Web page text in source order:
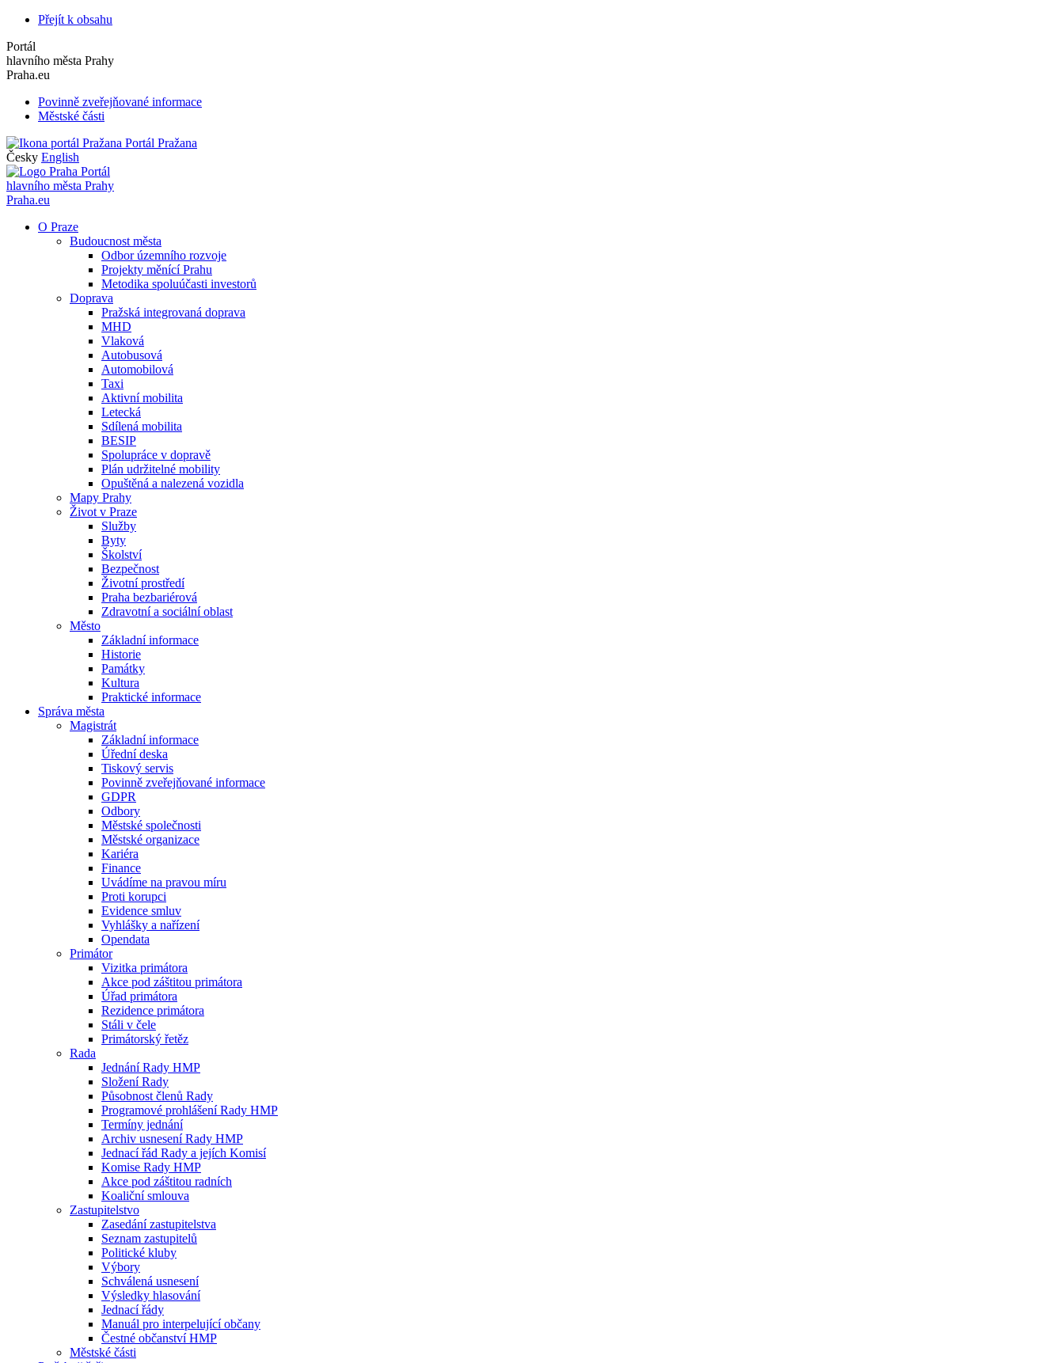
Přejít k obsahu
Portál
hlavního města Prahy
Praha.eu
Povinně zveřejňované informace
Městské části
Portál Pražana
Česky English
Portál
hlavního města Prahy
Praha.eu
O Praze
Budoucnost města
Odbor územního rozvoje
Projekty měnící Prahu
Metodika spoluúčasti investorů
Doprava
Pražská integrovaná doprava
MHD
Vlaková
Autobusová
Automobilová
Taxi
Aktivní mobilita
Letecká
Sdílená mobilita
BESIP
Spolupráce v dopravě
Plán udržitelné mobility
Opuštěná a nalezená vozidla
Mapy Prahy
Život v Praze
Služby
Byty
Školství
Bezpečnost
Životní prostředí
Praha bezbariérová
Zdravotní a sociální oblast
Město
Základní informace
Historie
Památky
Kultura
Praktické informace
Správa města
Magistrát
Základní informace
Úřední deska
Tiskový servis
Povinně zveřejňované informace
GDPR
Odbory
Městské společnosti
Městské organizace
Kariéra
Finance
Uvádíme na pravou míru
Proti korupci
Evidence smluv
Vyhlášky a nařízení
Opendata
Primátor
Vizitka primátora
Akce pod záštitou primátora
Úřad primátora
Rezidence primátora
Stáli v čele
Primátorský řetěz
Rada
Jednání Rady HMP
Složení Rady
Působnost členů Rady
Programové prohlášení Rady HMP
Termíny jednání
Archiv usnesení Rady HMP
Jednací řád Rady a jejích Komisí
Komise Rady HMP
Akce pod záštitou radních
Koaliční smlouva
Zastupitelstvo
Zasedání zastupitelstva
Seznam zastupitelů
Politické kluby
Výbory
Schválená usnesení
Výsledky hlasování
Jednací řády
Manuál pro interpelující občany
Čestné občanství HMP
Městské části